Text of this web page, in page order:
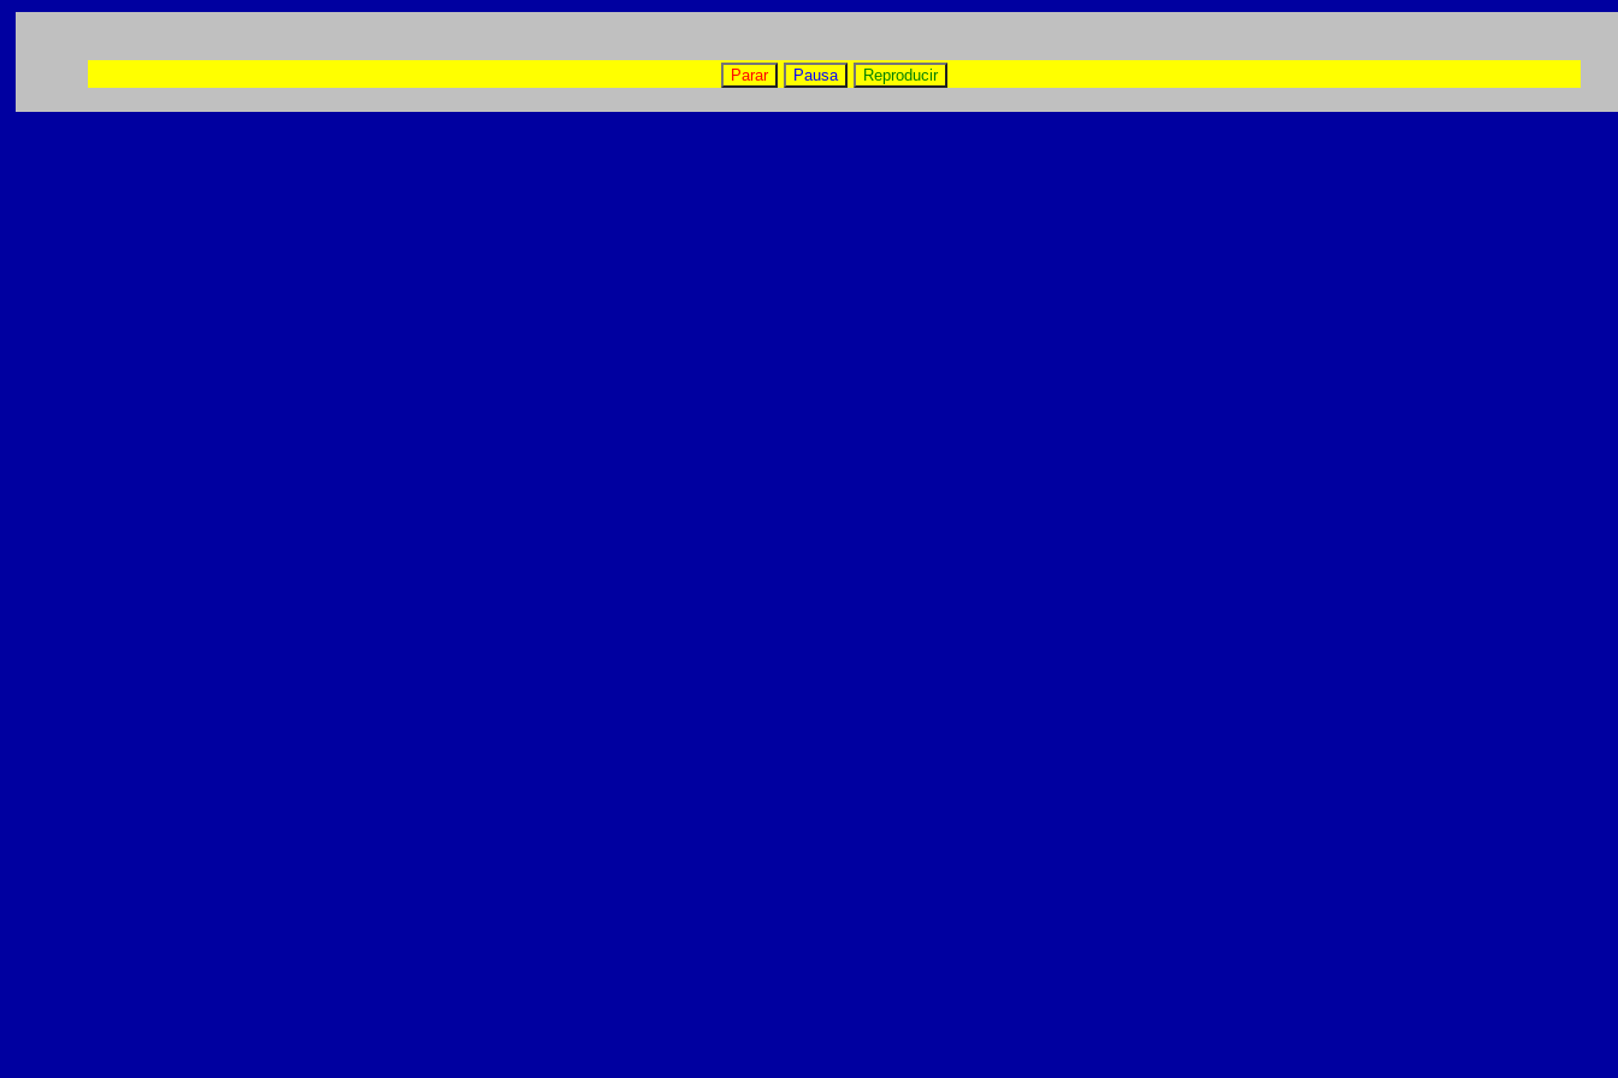
Parar Pausa Reproducir